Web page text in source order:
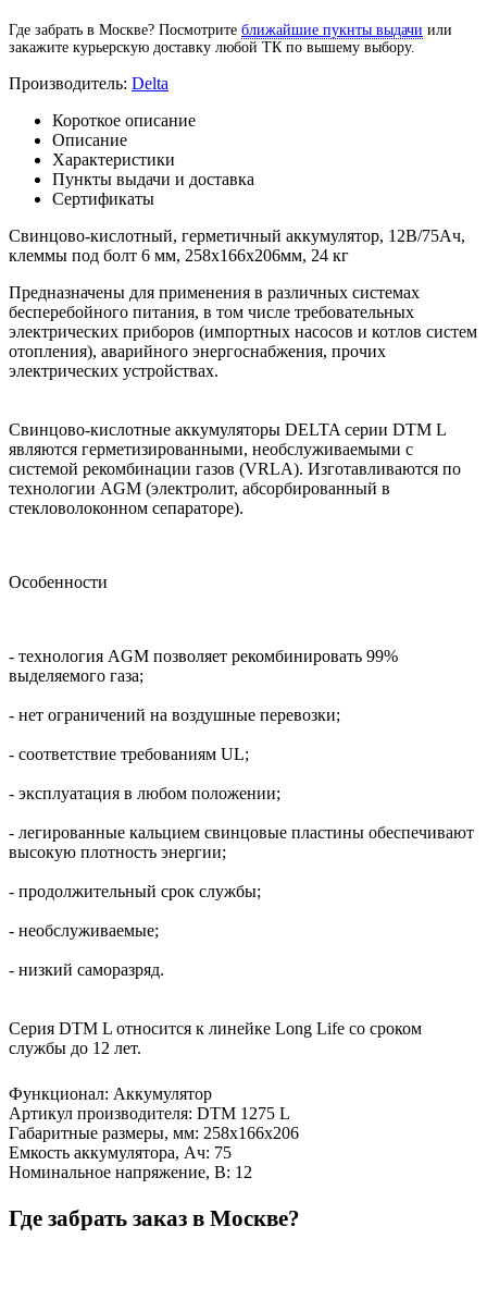
Где забрать в Москве? Посмотрите ближайшие пукнты выдачи или
закажите курьерскую доставку любой ТК по вышему выбору.
Производитель: Delta
Короткое описание
Описание
Характеристики
Пункты выдачи и доставка
Сертификаты
Свинцово-кислотный, герметичный аккумулятор, 12В/75Ач,
клеммы под болт 6 мм, 258х166х206мм, 24 кг
Предназначены для применения в различных системах
бесперебойного питания, в том числе требовательных
электрических приборов (импортных насосов и котлов систем
отопления), аварийного энергоснабжения, прочих
электрических устройствах.
Свинцово-кислотные аккумуляторы DELTA серии DTM L
являются герметизированными, необслуживаемыми с
системой рекомбинации газов (VRLA). Изготавливаются по
технологии AGM (электролит, абсорбированный в
стекловолоконном сепараторе).
Особенности
- технология AGM позволяет рекомбинировать 99%
выделяемого газа;
- нет ограничений на воздушные перевозки;
- соответствие требованиям UL;
- эксплуатация в любом положении;
- легированные кальцием свинцовые пластины обеспечивают
высокую плотность энергии;
- продолжительный срок службы;
- необслуживаемые;
- низкий саморазряд.
Серия DTM L относится к линейке Long Life со сроком
службы до 12 лет.
Функционал: Аккумулятор
Артикул производителя: DTM 1275 L
Габаритные размеры, мм: 258х166х206
Емкость аккумулятора, Ач: 75
Номинальное напряжение, В: 12
Где забрать заказ в Москве?